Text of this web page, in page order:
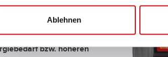
Ablehnen
für Fahrzeuge mit
bzw. höheren